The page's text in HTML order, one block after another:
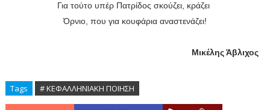
Για τούτο υπέρ Πατρίδος σκούζει, κράζει
Όρνιο, που για κουφάρια αναστενάζει!
Μικέλης Άβλιχος
Tags # ΚΕΦΑΛΛΗΝΙΑΚΗ ΠΟΙΗΣΗ